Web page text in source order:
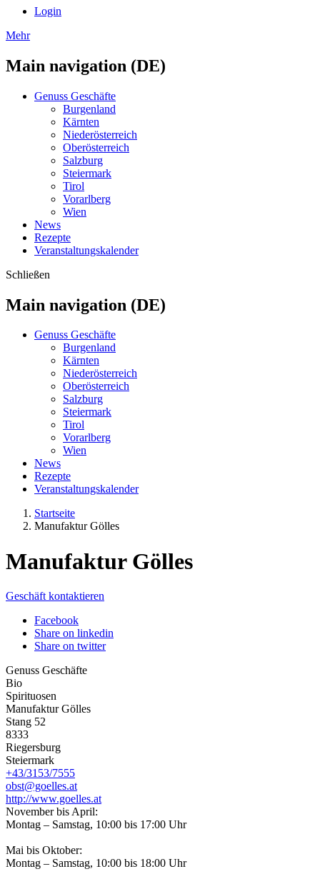
Login
Mehr
Main navigation (DE)
Genuss Geschäfte
Burgenland
Kärnten
Niederösterreich
Oberösterreich
Salzburg
Steiermark
Tirol
Vorarlberg
Wien
News
Rezepte
Veranstaltungskalender
Schließen
Main navigation (DE)
Genuss Geschäfte
Burgenland
Kärnten
Niederösterreich
Oberösterreich
Salzburg
Steiermark
Tirol
Vorarlberg
Wien
News
Rezepte
Veranstaltungskalender
Startseite
Manufaktur Gölles
Manufaktur Gölles
Geschäft kontaktieren
Facebook
Share on linkedin
Share on twitter
Genuss Geschäfte
Bio
Spirituosen
Manufaktur Gölles
Stang 52
8333
Riegersburg
Steiermark
+43/3153/7555
obst@goelles.at
http://www.goelles.at
November bis April:
Montag – Samstag, 10:00 bis 17:00 Uhr
Mai bis Oktober:
Montag – Samstag, 10:00 bis 18:00 Uhr